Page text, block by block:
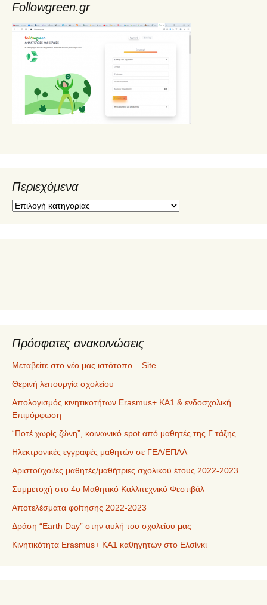
Followgreen.gr
Περιεχόμενα
Π
Πρόσφατες ανακοινώσεις
Μεταβείτε στο νέο μας ιστότοπο – Site
Θερινή λειτουργία σχολείου
Απολογισμός κινητικοτήτων Erasmus+ ΚΑ1 & ενδοσχολική
Επιμόρφωση
“Ποτέ χωρίς ζώνη”, κοινωνικό spot από μαθητές της Γ τάξης
Ηλεκτρονικές εγγραφές μαθητών σε ΓΕΛ/ΕΠΑΛ
Αριστούχοι/ες μαθητές/μαθήτριες σχολικού έτους 2022-2023
Συμμετοχή στο 4ο Μαθητικό Καλλιτεχνικό Φεστιβάλ
Αποτελέσματα φοίτησης 2022-2023
Δράση “Earth Day” στην αυλή του σχολείου μας
Κινητικότητα Erasmus+ KA1 καθηγητών στο Ελσίνκι